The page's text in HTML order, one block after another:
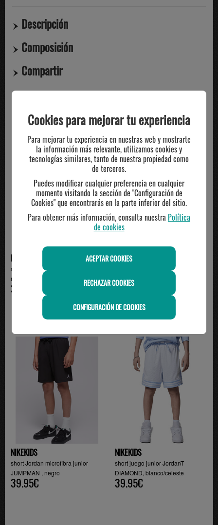
Descripción
Composición
Compartir
TE PUEDE INTERESAR
NIKEKIDS
short Jordan Diamond junior,
rojo/negro
39.95€
NIKE
Short Jordan Sport Jumpman
Hombre Rojo IR0335-6...
44.99€
NIKEKIDS
short Jordan microfibra junior
JUMPMAN , negro
39.95€
NIKEKIDS
short juego junior JordanT
DIAMOND, blanco/celeste
39.95€
Cookies para mejorar tu experiencia
Para mejorar tu experiencia en nuestras web y mostrarte
la información más relevante, utilizamos cookies y
tecnologías similares, tanto de nuestra propiedad como
de terceros.
Puedes modificar cualquier preferencia en cualquier
momento visitando la sección de "Configuración de
Cookies" que encontrarás en la parte inferior del sitio.
Para obtener más información, consulta nuestra Política
de cookies
ACEPTAR COOKIES
RECHAZAR COOKIES
CONFIGURACIÓN DE COOKIES